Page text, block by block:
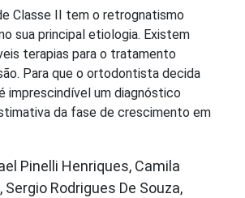
Classe II tem o retrognatismo
sua principal etiologia. Existem
terapias para o tratamento
Para que o ortodontista decida
imprescindível um diagnóstico
da fase de crescimento em
Pinelli Henriques, Camila
Sergio Rodrigues De Souza,